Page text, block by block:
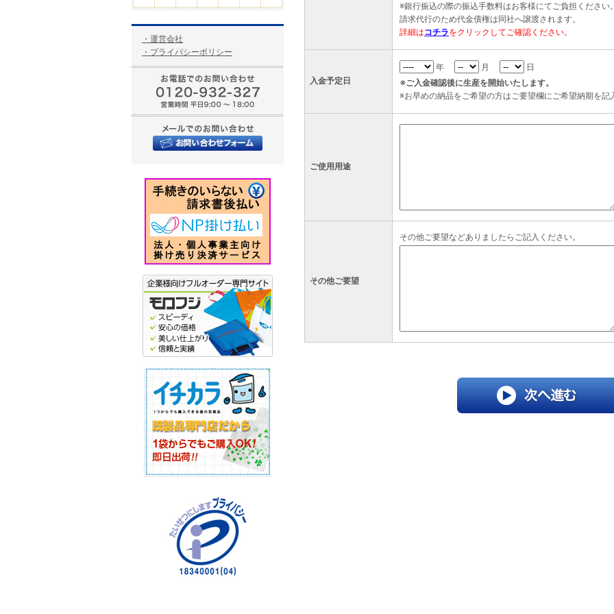
・運営会社
・プライバシーポリシー
※銀行振込の際の振込手数料はお客様にてご負担ください。
請求代行のため代金債権は同社へ譲渡されます。
詳細はコチラをクリックしてご確認ください。
入金予定日
年 月
日
※ご入金確認後に生産を開始いたします。
※お早めの納品をご希望の方はご要望欄にご希望納期を記
ご使用用途
その他ご要望
その他ご要望などありましたらご記入ください。